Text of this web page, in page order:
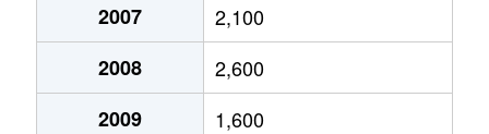
2007
2,100
2008
2,600
2009
1,600